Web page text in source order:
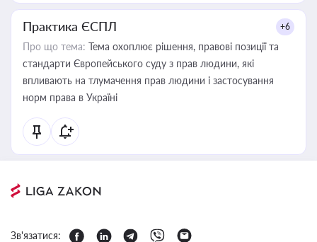
Практика ЄСПЛ +6
Про що тема: Тема охоплює рішення, правові позиції та
стандарти Європейського суду з прав людини, які
впливають на тлумачення прав людини і застосування
норм права в Україні
Зв'язатися: